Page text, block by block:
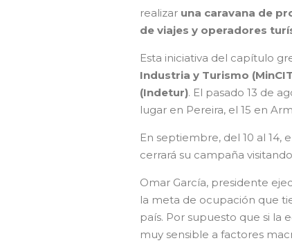
realizar una caravana de
de viajes y operadores
Esta iniciativa del capítulo
Industria y Turismo
(Indetur). El pasado 13 de
lugar en Pereira, el 15 en
En septiembre, del 10 al 14,
cerrará su campaña visitando
Omar García, presidente
la meta de ocupación que
país. Por supuesto que si la
muy sensible a factores